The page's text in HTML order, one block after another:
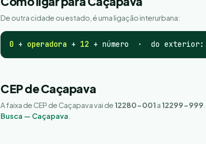
De outra cidade ou estado, é uma ligação interurbana:
0 + operadora + 12 + número · do exterior:
CEP de Caçapava
A faixa de CEP de Caçapava vai de 12280-001 a 12299-999
Busca — Caçapava